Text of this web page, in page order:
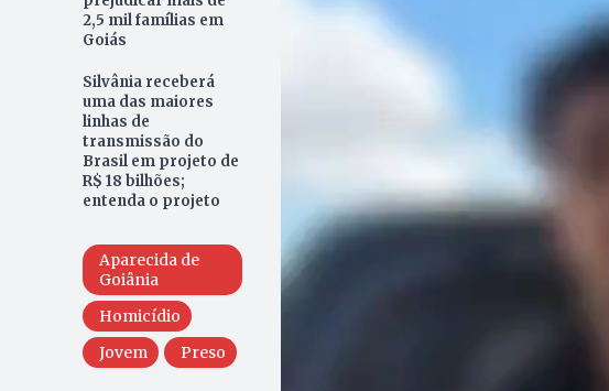
2,5 mil famílias em
Goiás
Silvânia receberá
uma das maiores
linhas de
transmissão do
Brasil em projeto de
R$ 18 bilhões;
entenda o projeto
Aparecida de
Goiânia
Homicídio
Jovem
Preso